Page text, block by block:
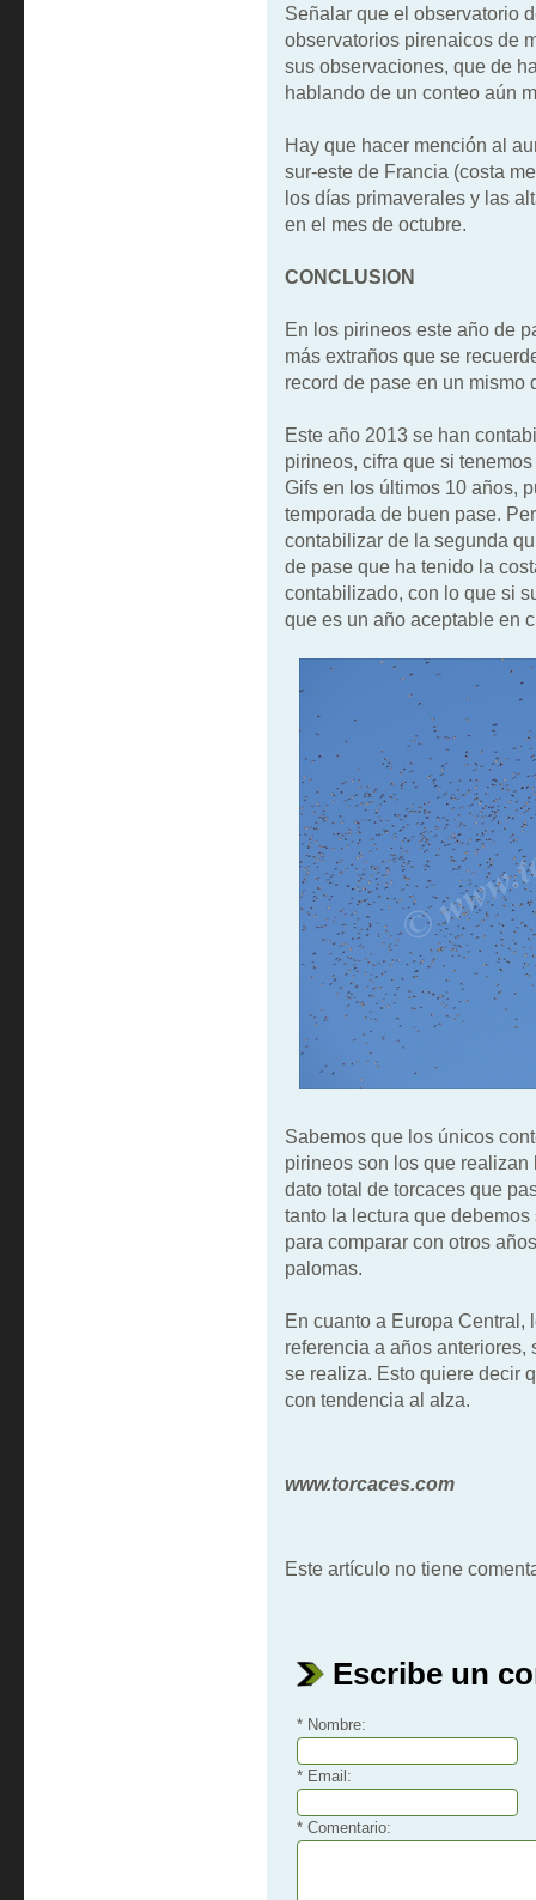
Señalar que el observatorio
observatorios pirenaicos de
sus observaciones, que de
hablando de un conteo aún
Hay que hacer mención al
sur-este de Francia (costa
los días primaverales y las
en el mes de octubre.
CONCLUSION
En los pirineos este año de
más extraños que se
record de pase en un mismo
Este año 2013 se han
pirineos, cifra que si
Gifs en los últimos 10 años,
temporada de buen pase.
contabilizar de la segunda
de pase que ha tenido la
contabilizado, con lo que si
que es un año aceptable en
Sabemos que los únicos
pirineos son los que
dato total de torcaces que
tanto la lectura que
para comparar con otros
palomas.
En cuanto a Europa Central,
referencia a años
se realiza. Esto quiere decir
con tendencia al alza.
www.torcaces.com
Este artículo no tiene
Escribe un
* Nombre:
* Email:
* Comentario: